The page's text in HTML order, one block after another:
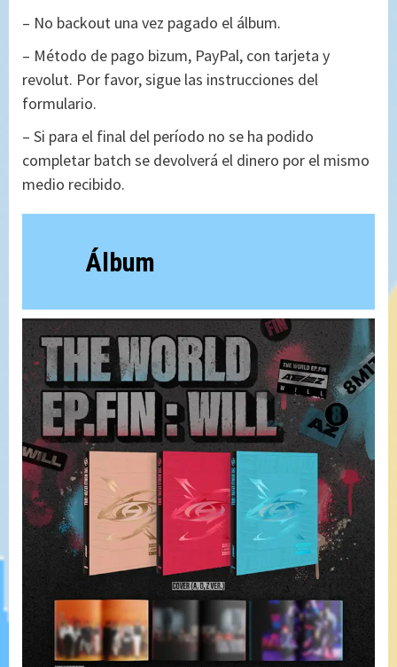
– No backout una vez pagado el álbum.
– Método de pago bizum, PayPal, con tarjeta y
revolut. Por favor, sigue las instrucciones del
formulario.
– Si para el final del período no se ha podido
completar batch se devolverá el dinero por el mismo
medio recibido.
Álbum